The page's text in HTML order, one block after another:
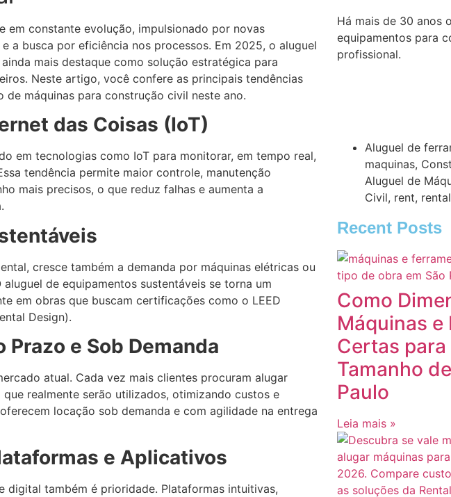
em constante evolução, impulsionado por novas
a busca por eficiência nos processos. Em 2025, o aluguel
mais destaque como solução estratégica para
Neste artigo, você confere as principais tendências
máquinas para construção civil neste ano.
das Coisas (IoT)
em tecnologias como IoT para monitorar, em tempo real,
tendência permite maior controle, manutenção
mais precisos, o que reduz falhas e aumenta a
cresce também a demanda por máquinas elétricas ou
de equipamentos sustentáveis se torna um
em obras que buscam certificações como o LEED
Design).
e Sob Demanda
atual. Cada vez mais clientes procuram alugar
realmente serão utilizados, otimizando custos e
locação sob demanda e com agilidade na entrega
e Aplicativos
digital também é prioridade. Plataformas intuitivas,
Há mais de 30 anos
equipamentos para
profissional.
Aluguel de
maquinas,
Aluguel de
Civil, rent,
Recent Posts
Como
Máquinas e
Certas para
Tamanho
Paulo
Leia mais »